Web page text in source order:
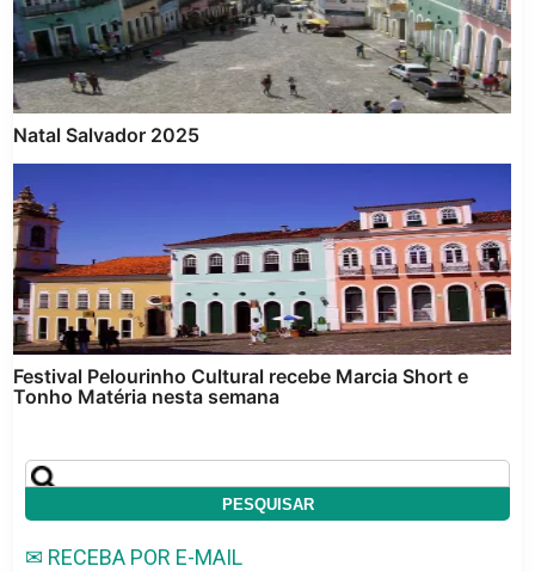
Natal Salvador 2025
Festival Pelourinho Cultural recebe Marcia Short e
Tonho Matéria nesta semana
✉ RECEBA POR E-MAIL